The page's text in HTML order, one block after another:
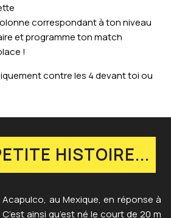
correspondant à ton niveau
et programme ton match
!
contre les 4 devant toi ou
HISTOIRE...
au Mexique, en réponse à
ainsi qu’est né le court de 20 m